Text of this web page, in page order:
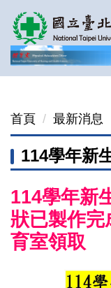
跳
到
主
要
區
首頁 最新消息
114學年新
114學年新
狀已製作完
育室領取